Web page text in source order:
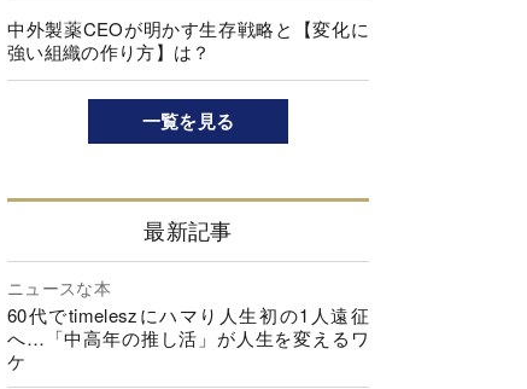
中外製薬CEOが明かす生存戦略と【変化に
強い組織の作り方】は？
一覧を見る
最新記事
ニュースな本
60代でtimeleszにハマり人生初の1人遠征
へ…「中高年の推し活」が人生を変えるワ
ケ